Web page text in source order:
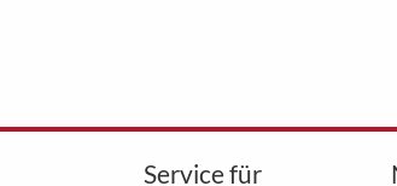
Service für